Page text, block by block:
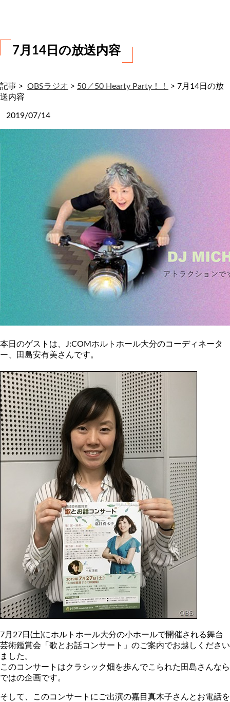
7月14日の放送内容
記事 > OBSラジオ > 50／50 Hearty Party！！ > 7月14日の放
送内容
2019/07/14
本日のゲストは、J:COMホルトホール大分のコーディネータ
ー、田島安有美さんです。
7月27日(土)にホルトホール大分の小ホールで開催される舞台
芸術鑑賞会「歌とお話コンサート」のご案内でお越しください
ました。
このコンサートはクラシック畑を歩んでこられた田島さんなら
ではの企画です。
そして、このコンサートにご出演の嘉目真木子さんとお電話を